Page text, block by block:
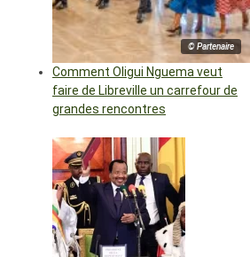
© Partenaire
Comment Oligui Nguema veut
faire de Libreville un carrefour de
grandes rencontres